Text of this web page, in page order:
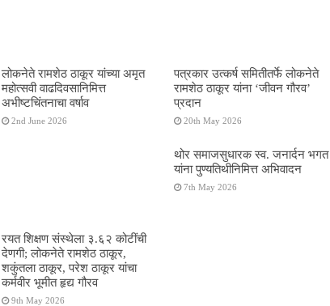
लोकनेते रामशेठ ठाकूर यांच्या अमृत
महोत्सवी वाढदिवसानिमित्त
अभीष्टचिंतनाचा वर्षाव
2nd June 2026
पत्रकार उत्कर्ष समितीतर्फे लोकनेते
रामशेठ ठाकूर यांना ‌‘जीवन गौरव‌’
प्रदान
20th May 2026
रयत शिक्षण संस्थेला ३.६२ कोटींची
देणगी; लोकनेते रामशेठ ठाकूर,
शकुंतला ठाकूर, परेश ठाकूर यांचा
कर्मवीर भूमीत हृद्य गौरव
9th May 2026
थोर समाजसुधारक स्व. जनार्दन भगत
यांना पुण्यतिथीनिमित्त अभिवादन
7th May 2026